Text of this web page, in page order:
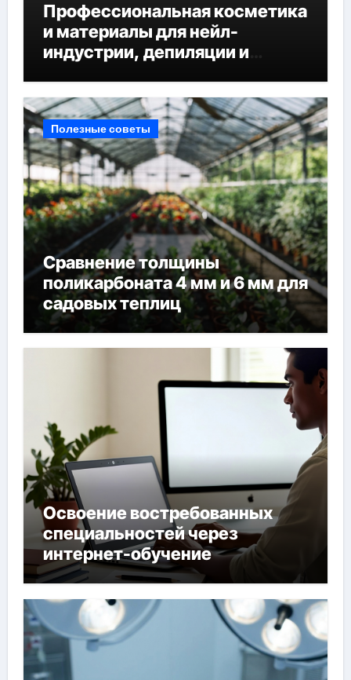
Профессиональная косметика
и материалы для нейл-
индустрии, депиляции и
Полезные советы
Сравнение толщины
поликарбоната 4 мм и 6 мм для
садовых теплиц
Освоение востребованных
специальностей через
интернет-обучение